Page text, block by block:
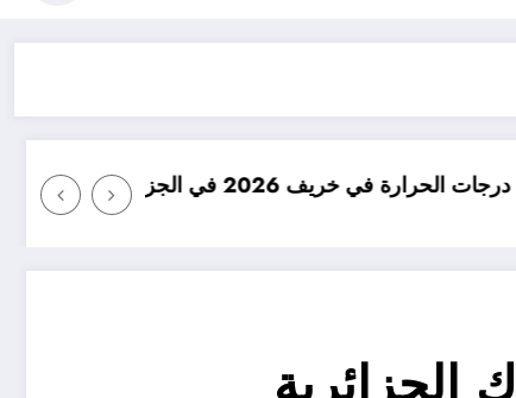
امطار بكميات كبيرة جدا